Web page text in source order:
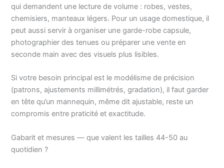
supplémentaire.
Couleur : Crème et
noir;Matériau :
polyester, ABS;Taille : L
/ 44-50
qui demandent une lecture de volume : robes, vestes,
chemisiers, manteaux légers. Pour un usage domestique, il
peut aussi servir à organiser une garde-robe capsule,
photographier des tenues ou préparer une vente en
seconde main avec des visuels plus lisibles.
Si votre besoin principal est le modélisme de précision
(patrons, ajustements millimétrés, gradation), il faut garder
en tête qu’un mannequin, même dit ajustable, reste un
compromis entre praticité et exactitude.
Gabarit et mesures — que valent les tailles 44-50 au
quotidien ?